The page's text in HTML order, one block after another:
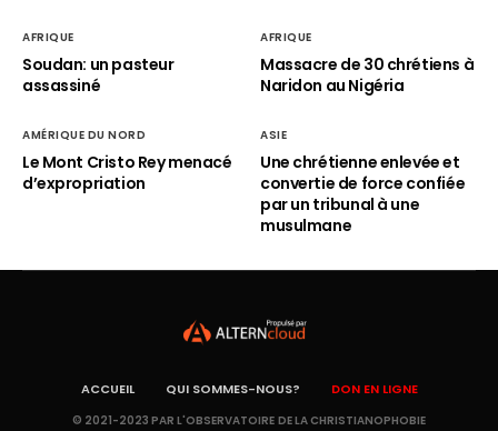
AFRIQUE
Soudan: un pasteur
assassiné
AFRIQUE
Massacre de 30 chrétiens à
Naridon au Nigéria
AMÉRIQUE DU NORD
Le Mont Cristo Rey menacé
d’expropriation
ASIE
Une chrétienne enlevée et
convertie de force confiée
par un tribunal à une
musulmane
ACCUEIL QUI SOMMES-NOUS? DON EN LIGNE
© 2021-2023 PAR L'OBSERVATOIRE DE LA CHRISTIANOPHOBIE